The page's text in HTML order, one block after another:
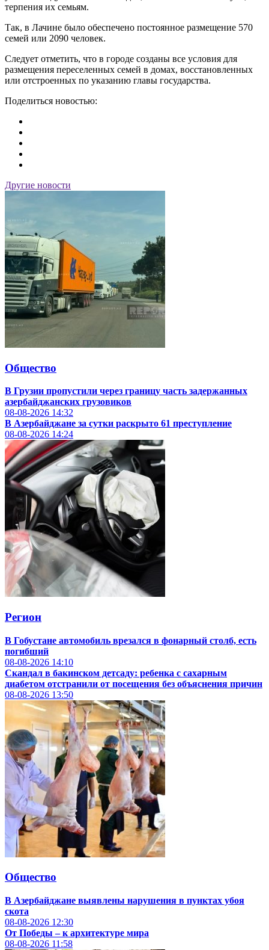
терпения их семьям.
Так, в Лачине было обеспечено постоянное размещение 570
семей или 2090 человек.
Следует отметить, что в городе созданы все условия для
размещения переселенных семей в домах, восстановленных
или отстроенных по указанию главы государства.
Поделиться новостью:
Другие новости
Общество
В Грузии пропустили через границу часть задержанных
азербайджанских грузовиков
08-08-2026 14:32
В Азербайджане за сутки раскрыто 61 преступление
08-08-2026 14:24
Регион
В Гобустане автомобиль врезался в фонарный столб, есть
погибший
08-08-2026 14:10
Скандал в бакинском детсаду: ребенка с сахарным
диабетом отстранили от посещения без объяснения причин
08-08-2026 13:50
Общество
В Азербайджане выявлены нарушения в пунктах убоя
скота
08-08-2026 12:30
От Победы – к архитектуре мира
08-08-2026 11:58